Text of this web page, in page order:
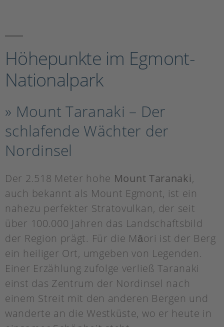
Höhepunkte im Egmont-
Nationalpark
» Mount Taranaki – Der
schlafende Wächter der
Nordinsel
Der 2.518 Meter hohe Mount Taranaki,
auch bekannt als Mount Egmont, ist ein
nahezu perfekter Stratovulkan, der seit
über 100.000 Jahren das Landschaftsbild
der Region prägt. Für die Māori ist der Berg
ein heiliger Ort, umgeben von Legenden.
Einer Erzählung zufolge verließ Taranaki
einst das Zentrum der Nordinsel nach
einem Streit mit den anderen Bergen und
wanderte an die Westküste, wo er heute in